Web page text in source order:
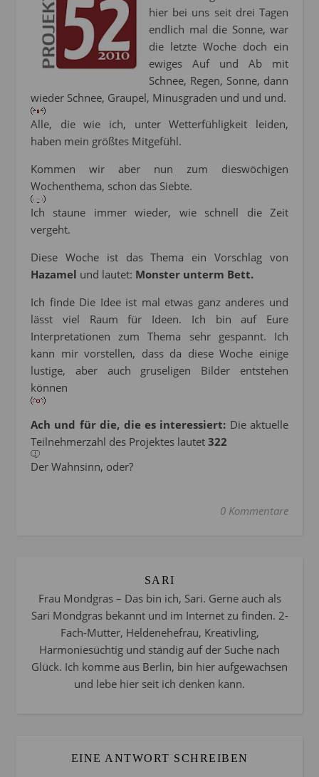
hier bei uns seit drei Tagen
endlich mal die Sonne, war
die letzte Woche doch ein
ewiges Auf und Ab mit
Schnee, Regen, Sonne, dann
wieder Schnee, Graupel, Minusgraden und und und.
Alle, die wie ich, unter Wetterfühligkeit leiden,
haben mein größtes Mitgefühl.
Kommen wir aber nun zum dieswöchigen
Wochenthema, schon das Siebte.
Ich staune immer wieder, wie schnell die Zeit
vergeht.
Diese Woche ist das Thema ein Vorschlag von
Hazamel und lautet: Monster unterm Bett.
Ich finde Die Idee ist mal etwas ganz anderes und
lässt viel Raum für Ideen. Ich bin auf Eure
Interpretationen zum Thema sehr gespannt. Ich
kann mir vorstellen, dass da diese Woche einige
lustige, aber auch gruseligen Bilder entstehen
können
Ach und für die, die es interessiert: Die aktuelle
Teilnehmerzahl des Projektes lautet 322
Der Wahnsinn, oder?
0 Kommentare
SARI
Frau Mondgras – Das bin ich, Sari. Gerne auch als
Sari Mondgras bekannt und im Internet zu finden. 2-
Fach-Mutter, Heldenehefrau, Kreativling,
Harmoniesüchtig und ständig auf der Suche nach
Glück. Ich komme aus Berlin, bin hier aufgewachsen
und lebe hier seit ich denken kann.
EINE ANTWORT SCHREIBEN